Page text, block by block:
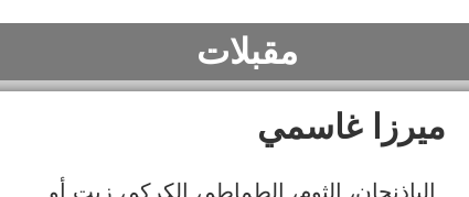
مقبلات
ميرزا غاسمي
الباذنجان، الثوم، الطماطم، الكركم، زيت أو